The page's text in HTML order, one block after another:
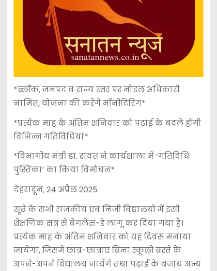
*ब्लॉक, जनपद व राज्य स्तर पर नोडल अधिकारी
नामित, योजना की करेंगे मॉनीटिरिंग*
*प्रत्येक माह के अंतिम शनिवार को पढ़ाई के बदले होंगी
विभिन्न गतिविधियां*
*विभागीय मंत्री डा. रावत ने कार्यशाला में ‘गतिविधि
पुस्तिका’ का किया विमोचन*
देहरादून, 24 अप्रैल 2025
सूबे के सभी राजकीय एवं निजी विद्यालयों में इसी
शैक्षणिक सत्र से बैगलेस-डे लागू कर दिया गया है।
प्रत्येक माह के अंतिम शनिवार को यह दिवस मनाया
जायेगा, जिसमें छात्र-छात्राएं बिना स्कूली बस्ते के
अपने-अपने विद्यालय जायेंगे तथा पढ़ाई के बजाय अन्य